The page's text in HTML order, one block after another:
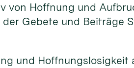
von Hoffnung und
Gebete und Beiträge
und